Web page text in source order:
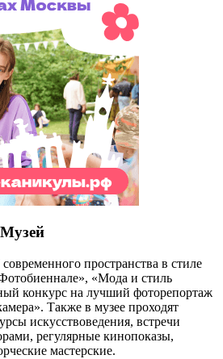
пространства в стиле
«Мода и стиль
конкурс на лучший фоторепортаж
Также в музее проходят
искусствоведения, встречи
регулярные кинопоказы,
мастерские.